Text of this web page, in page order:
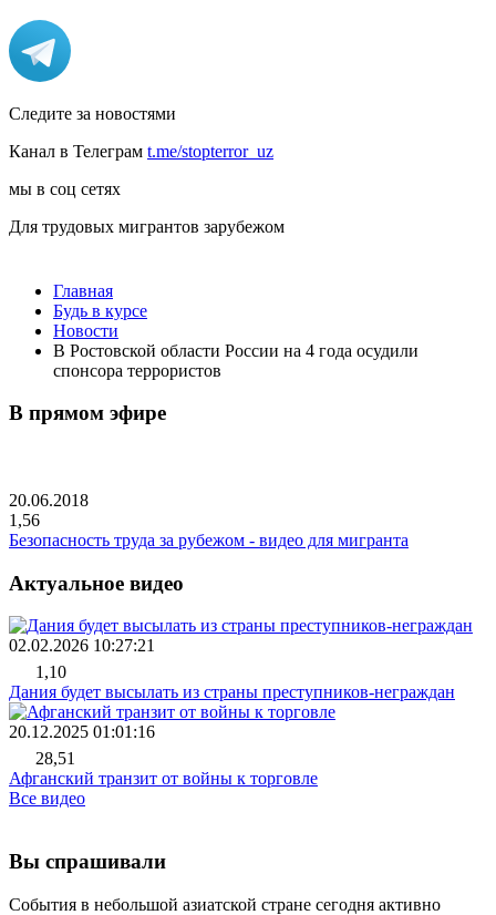
Следите за новостями
Канал в Телеграм t.me/stopterror_uz
мы в соц сетях
Для трудовых мигрантов зарубежом
Главная
Будь в курсе
Новости
В Ростовской области России на 4 года осудили
спонсора террористов
В прямом эфире
20.06.2018
1,56
Безопасность труда за рубежом - видео для мигранта
Актуальное видео
02.02.2026 10:27:21
1,10
Дания будет высылать из страны преступников-неграждан
20.12.2025 01:01:16
28,51
Афганский транзит от войны к торговле
Все видео
Вы спрашивали
События в небольшой азиатской стране сегодня активно